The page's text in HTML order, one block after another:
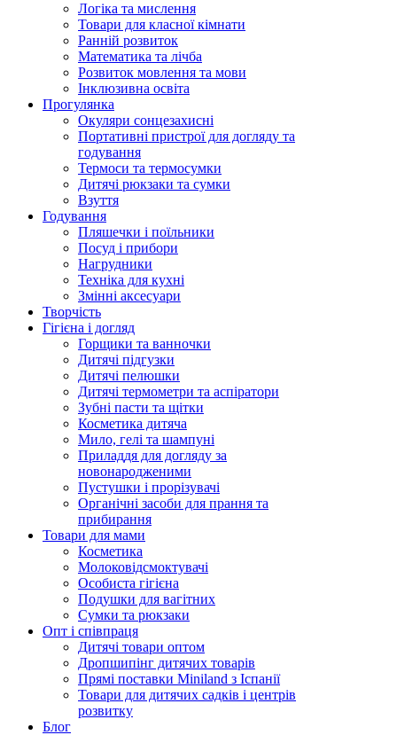
Логіка та мислення
Товари для класної кімнати
Ранній розвиток
Математика та лічба
Розвиток мовлення та мови
Інклюзивна освіта
Прогулянка
Окуляри сонцезахисні
Портативні пристрої для догляду та
годування
Термоси та термосумки
Дитячі рюкзаки та сумки
Взуття
Годування
Пляшечки і поїльники
Посуд і прибори
Нагрудники
Техніка для кухні
Змінні аксесуари
Творчість
Гігієна і догляд
Горщики та ванночки
Дитячі підгузки
Дитячі пелюшки
Дитячі термометри та аспіратори
Зубні пасти та щітки
Косметика дитяча
Мило, гелі та шампуні
Приладдя для догляду за
новонародженими
Пустушки і прорізувачі
Органічні засоби для прання та
прибирання
Товари для мами
Косметика
Молоковідсмоктувачі
Особиста гігієна
Подушки для вагітних
Сумки та рюкзаки
Опт і співпраця
Дитячі товари оптом
Дропшипінг дитячих товарів
Прямі поставки Miniland з Іспанії
Товари для дитячих садків і центрів
розвитку
Блог